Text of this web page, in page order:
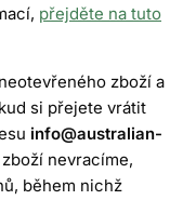
přejděte na tuto
zboží a
si přejete vrátit
info@australian-
nevracíme,
během nichž